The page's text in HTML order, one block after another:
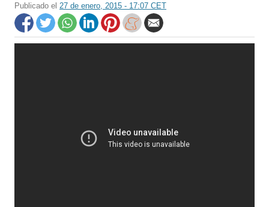
Publicado el 27 de enero, 2015 - 17:07 CET